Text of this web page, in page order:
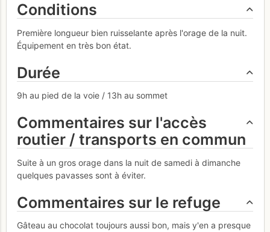
Conditions
Première longueur bien ruisselante après l'orage de la nuit.
Équipement en très bon état.
Durée
9h au pied de la voie / 13h au sommet
Commentaires sur l'accès
routier / transports en commun
Suite à un gros orage dans la nuit de samedi à dimanche
quelques pavasses sont à éviter.
Commentaires sur le refuge
Gâteau au chocolat toujours aussi bon, mais y'en a presque